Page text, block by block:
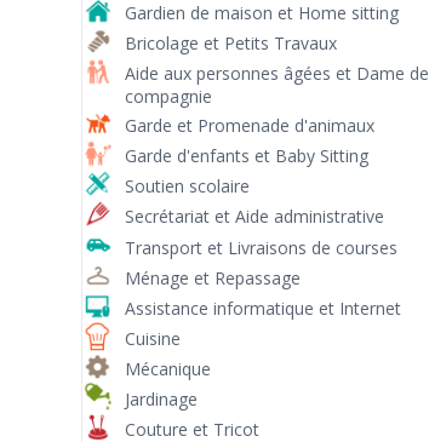
Gardien de maison et Home sitting
Bricolage et Petits Travaux
Aide aux personnes âgées et Dame de
compagnie
Garde et Promenade d'animaux
Garde d'enfants et Baby Sitting
Soutien scolaire
Secrétariat et Aide administrative
Transport et Livraisons de courses
Ménage et Repassage
Assistance informatique et Internet
Cuisine
Mécanique
Jardinage
Couture et Tricot